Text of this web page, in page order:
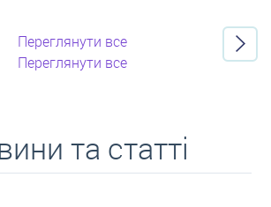
Переглянути все
Переглянути все
та статті